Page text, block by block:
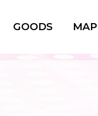
GOODS MAP